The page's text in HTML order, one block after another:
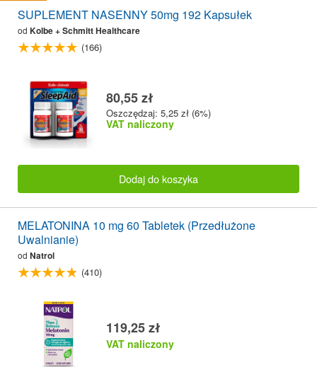
SUPLEMENT NASENNY 50mg 192 Kapsułek
od Kolbe + Schmitt Healthcare
(166)
80,55 zł
Oszczędzaj: 5,25 zł (6%)
VAT naliczony
Dodaj do koszyka
MELATONINA 10 mg 60 Tabletek (Przedłużone
Uwalnianie)
od Natrol
(410)
119,25 zł
VAT naliczony